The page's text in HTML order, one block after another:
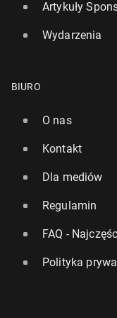
Belgia: Stacja
26 sierpnia 2024, 10:00
Artykuły
Wydarzenia
BIURO
O nas
Kontakt
Dla mediów
Regulamin
FAQ -
Polityka